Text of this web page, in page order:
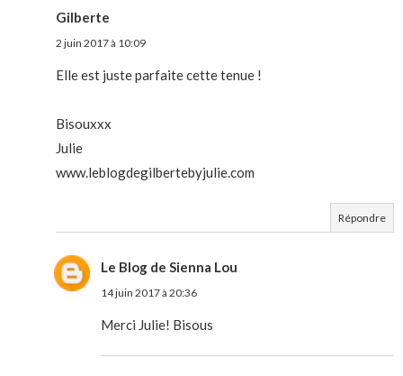
Gilberte
2 juin 2017 à 10:09
Elle est juste parfaite cette tenue !
Bisouxxx
Julie
www.leblogdegilbertebyjulie.com
Répondre
Le Blog de Sienna Lou
14 juin 2017 à 20:36
Merci Julie! Bisous